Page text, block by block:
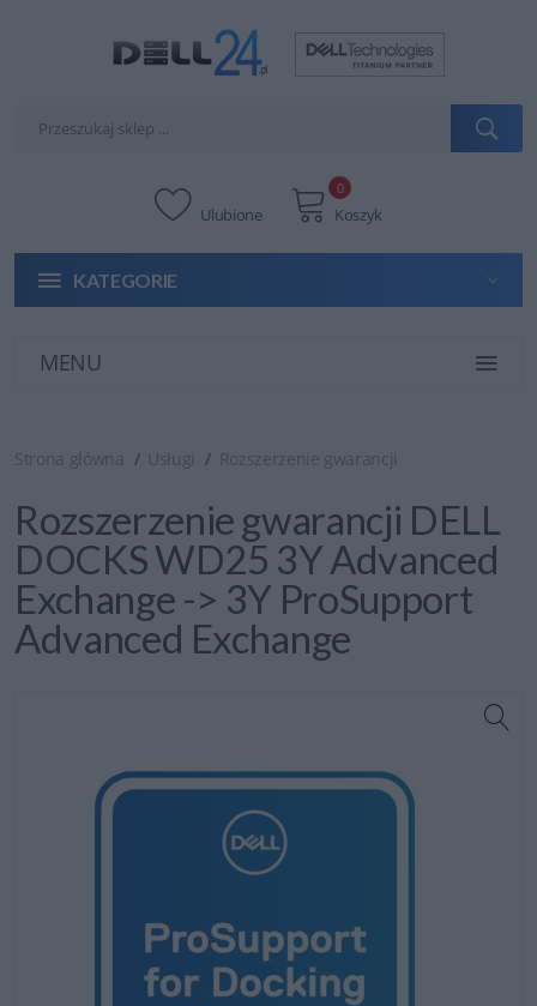
Ulubione Koszyk
0
KATEGORIE
MENU
Strona główna Usługi Rozszerzenie gwarancji
Rozszerzenie gwarancji DELL
DOCKS WD25 3Y Advanced
Exchange -> 3Y ProSupport
Advanced Exchange